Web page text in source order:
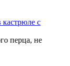
с
перца, не